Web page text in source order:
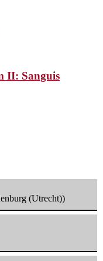
II: Sanguis
(Utrecht))